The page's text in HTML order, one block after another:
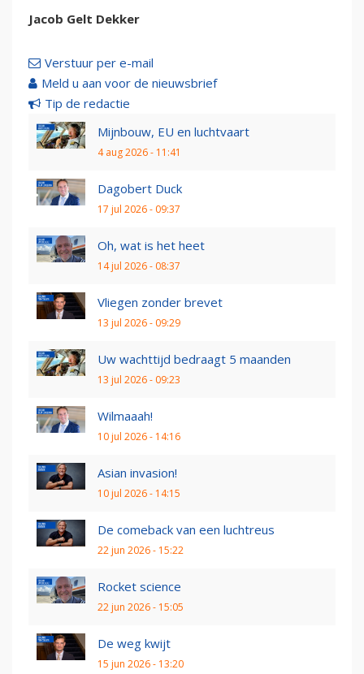
Jacob Gelt Dekker
Verstuur per e-mail
Meld u aan voor de nieuwsbrief
Tip de redactie
Mijnbouw, EU en luchtvaart
4 aug 2026 - 11:41
Dagobert Duck
17 jul 2026 - 09:37
Oh, wat is het heet
14 jul 2026 - 08:37
Vliegen zonder brevet
13 jul 2026 - 09:29
Uw wachttijd bedraagt 5 maanden
13 jul 2026 - 09:23
Wilmaaah!
10 jul 2026 - 14:16
Asian invasion!
10 jul 2026 - 14:15
De comeback van een luchtreus
22 jun 2026 - 15:22
Rocket science
22 jun 2026 - 15:05
De weg kwijt
15 jun 2026 - 13:20